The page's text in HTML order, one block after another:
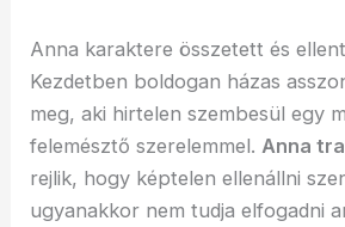
Anna karaktere összetett és
Kezdetben boldogan házas
meg, aki hirtelen szembesül egy
felemésztő szerelemmel. Anna
rejlik, hogy képtelen ellenállni
ugyanakkor nem tudja elfogadni